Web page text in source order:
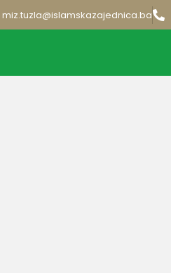
miz.tuzla@islamskazajednica.ba